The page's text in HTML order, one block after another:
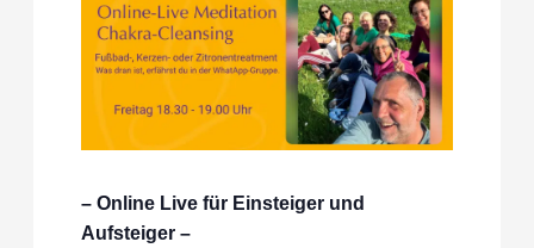
– Online Live für Einsteiger und
Aufsteiger –